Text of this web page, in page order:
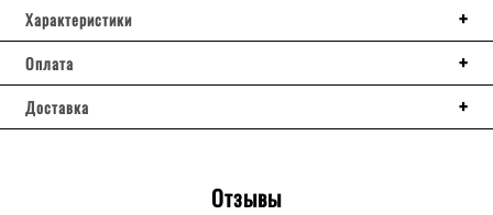
Характеристики
Оплата
Доставка
Отзывы